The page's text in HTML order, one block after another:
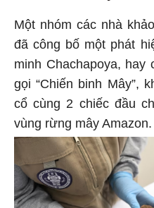
Một nhóm các nhà
đã công bố một phát
minh Chachapoya,
gọi “Chiến binh Mây”,
cổ cùng 2 chiếc đầu
vùng rừng mây Amazon.